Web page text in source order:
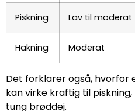
Piskning Lav til moderat
Hakning Moderat
Det forklarer også, hvorfor
kan virke kraftig til
tung brøddej.